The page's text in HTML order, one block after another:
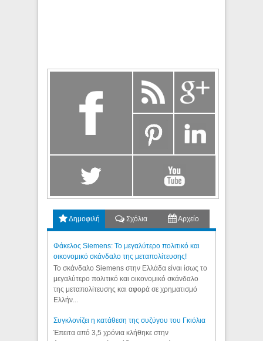
Δημοφιλή Σχόλια Αρχείο
Φάκελος Siemens: Το μεγαλύτερο πολιτικό και
οικονομικό σκάνδαλο της μεταπολίτευσης!
Το σκάνδαλο Siemens στην Ελλάδα είναι ίσως το
μεγαλύτερο πολιτικό και οικονομικό σκάνδαλο
της μεταπολίτευσης και αφορά σε χρηματισμό
Ελλήν...
Συγκλονίζει η κατάθεση της συζύγου του Γκιόλια
Έπειτα από 3,5 χρόνια κλήθηκε στην